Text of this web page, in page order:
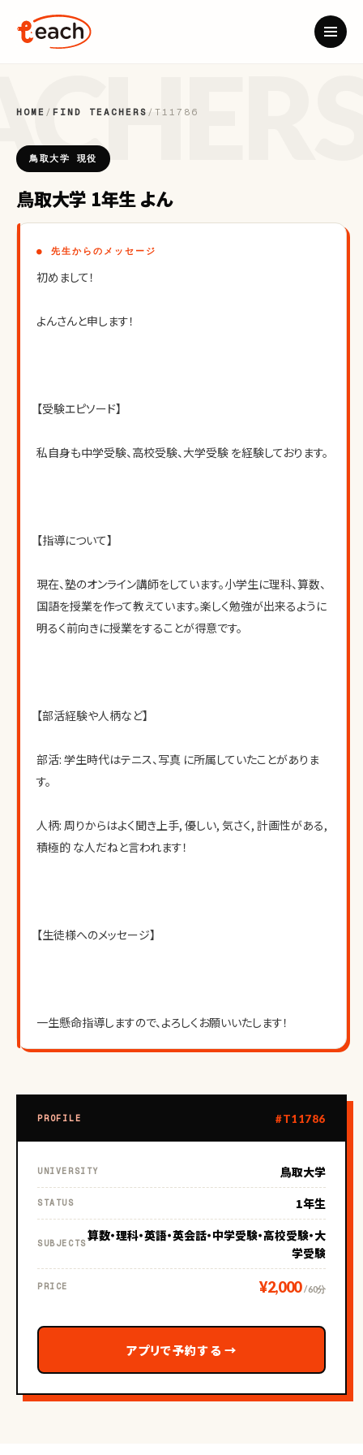
HOME / FIND TEACHERS / T11786
鳥取大学 現役
鳥取大学 1年生 よん
● 先生からのメッセージ
初めまして！
よんさんと申します！
【受験エピソード】
私自身も中学受験、高校受験、大学受験 を経験しております。
【指導について】
現在、塾のオンライン講師をしています。小学生に理科、算数、
国語を授業を作って教えています。楽しく勉強が出来るように
明るく前向きに授業をすることが得意です。
【部活経験や人柄など】
部活: 学生時代はテニス、写真 に所属していたことがありま
す。
人柄: 周りからはよく聞き上手, 優しい, 気さく, 計画性がある,
積極的 な人だねと言われます！
【生徒様へのメッセージ】
一生懸命指導しますので、よろしくお願いいたします！
PROFILE #T11786
UNIVERSITY 鳥取大学
STATUS 1年生
SUBJECTS
算数・理科・英語・英会話・中学受験・高校受験・大
学受験
PRICE ¥2,000 / 60分
アプリで予約する →